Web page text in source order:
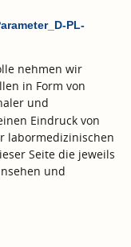
PL-
nehmen wir
in Form von
und
Eindruck von
labormedizinischen
Seite die jeweils
und